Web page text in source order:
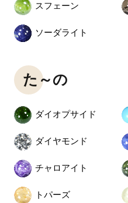
スフェーン
ソーダライト
た～の
ダイオプサイド
ダイヤモンド
チャロアイト
トパーズ